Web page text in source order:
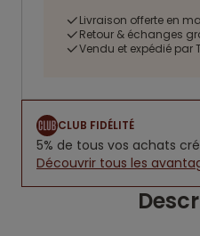
Livraison offerte en
Retour & échanges
Vendu et expédié par
CLUB FIDÉLITÉ
5% de tous vos achats
Découvrir tous les